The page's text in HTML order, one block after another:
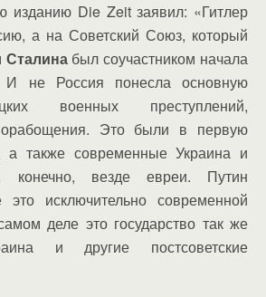
изданию Die Zeit заявил: «Гитлер
а на Советский Союз, который
Сталина был соучастником начала
не Россия понесла основную
военных преступлений,
Это были в первую
а также современные Украина и
везде евреи. Путин
это исключительно современной
деле это государство так же
и другие постсоветские